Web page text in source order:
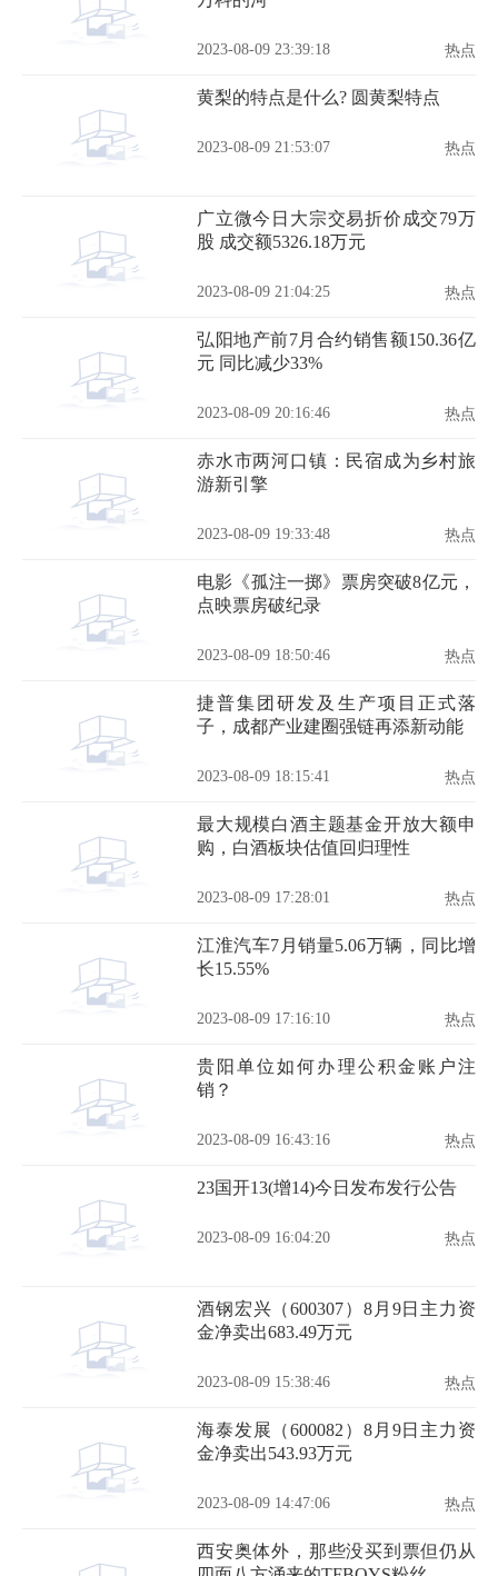
2023-08-09 23:39:18 热点
黄梨的特点是什么? 圆黄梨特点
2023-08-09 21:53:07 热点
广立微今日大宗交易折价成交79万
股 成交额5326.18万元
2023-08-09 21:04:25 热点
弘阳地产前7月合约销售额150.36亿
元 同比减少33%
2023-08-09 20:16:46 热点
赤水市两河口镇：民宿成为乡村旅
游新引擎
2023-08-09 19:33:48 热点
电影《孤注一掷》票房突破8亿元，
点映票房破纪录
2023-08-09 18:50:46 热点
捷普集团研发及生产项目正式落
子，成都产业建圈强链再添新动能
2023-08-09 18:15:41 热点
最大规模白酒主题基金开放大额申
购，白酒板块估值回归理性
2023-08-09 17:28:01 热点
江淮汽车7月销量5.06万辆，同比增
长15.55%
2023-08-09 17:16:10 热点
贵阳单位如何办理公积金账户注
销？
2023-08-09 16:43:16 热点
23国开13(增14)今日发布发行公告
2023-08-09 16:04:20 热点
酒钢宏兴（600307）8月9日主力资
金净卖出683.49万元
2023-08-09 15:38:46 热点
海泰发展（600082）8月9日主力资
金净卖出543.93万元
2023-08-09 14:47:06 热点
西安奥体外，那些没买到票但仍从